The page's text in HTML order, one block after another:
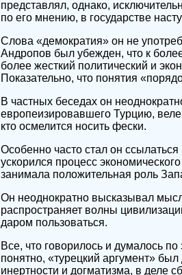
представлял, однако,
по его мнению, в государстве
Слова «демократия» он не
Андропов был убежден, что к
более жесткий политический и
Показательно, что понятия
В частных беседах он
европеизировавшего Турцию,
кто осмелится носить фески.
Особенно часто стал он
ускорился процесс
занимала положительная роль
Он неоднократно высказывал
распространяет волны
даром пользоваться.
Все, что говорилось и думалось
понятно, «турецкий аргумент»
инертности и догматизма, в деле